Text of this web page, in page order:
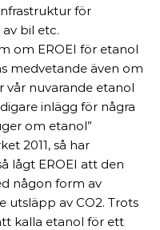
för
bil etc.
om EROEI för etanol
medvetande även om
vår nuvarande etanol
inlägg för några
om etanol”
2011, så har
lågt EROEI att den
någon form av
utsläpp av CO2. Trots
kalla etanol för ett